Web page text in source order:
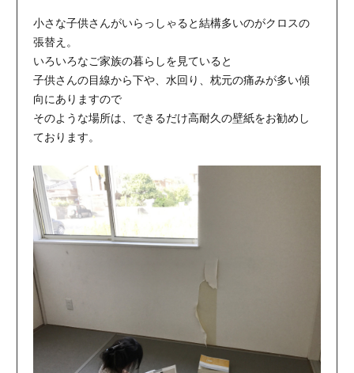
小さな子供さんがいらっしゃると結構多いのがクロスの
張替え。
いろいろなご家族の暮らしを見ていると
子供さんの目線から下や、水回り、枕元の痛みが多い傾
向にありますので
そのような場所は、できるだけ高耐久の壁紙をお勧めし
ております。